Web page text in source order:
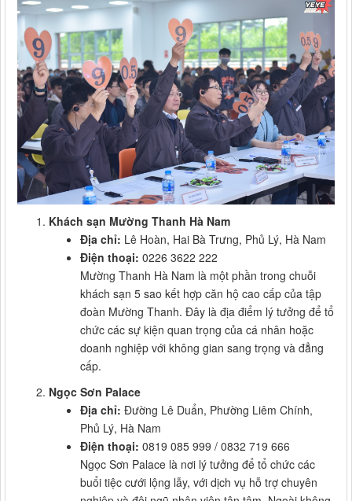
Khách sạn Mường Thanh Hà Nam
Địa chỉ: Lê Hoàn, Hai Bà Trưng, Phủ Lý, Hà Nam
Điện thoại: 0226 3622 222
Mường Thanh Hà Nam là một phần trong chuỗi
khách sạn 5 sao kết hợp căn hộ cao cấp của tập
đoàn Mường Thanh. Đây là địa điểm lý tưởng để tổ
chức các sự kiện quan trọng của cá nhân hoặc
doanh nghiệp với không gian sang trọng và đẳng
cấp.
Ngọc Sơn Palace
Địa chỉ: Đường Lê Duẩn, Phường Liêm Chính,
Phủ Lý, Hà Nam
Điện thoại: 0819 085 999 / 0832 719 666
Ngọc Sơn Palace là nơi lý tưởng để tổ chức các
buổi tiệc cưới lộng lẫy, với dịch vụ hỗ trợ chuyên